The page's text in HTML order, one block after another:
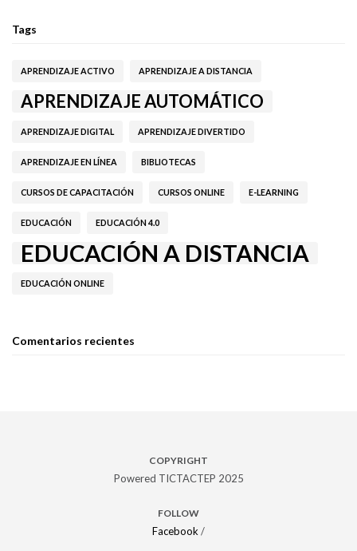
Tags
APRENDIZAJE ACTIVO APRENDIZAJE A DISTANCIA
APRENDIZAJE AUTOMÁTICO
APRENDIZAJE DIGITAL APRENDIZAJE DIVERTIDO
APRENDIZAJE EN LÍNEA BIBLIOTECAS
CURSOS DE CAPACITACIÓN CURSOS ONLINE E-LEARNING
EDUCACIÓN EDUCACIÓN 4.0
EDUCACIÓN A DISTANCIA
EDUCACIÓN ONLINE
Comentarios recientes
COPYRIGHT
Powered TICTACTEP 2025
FOLLOW
Facebook /